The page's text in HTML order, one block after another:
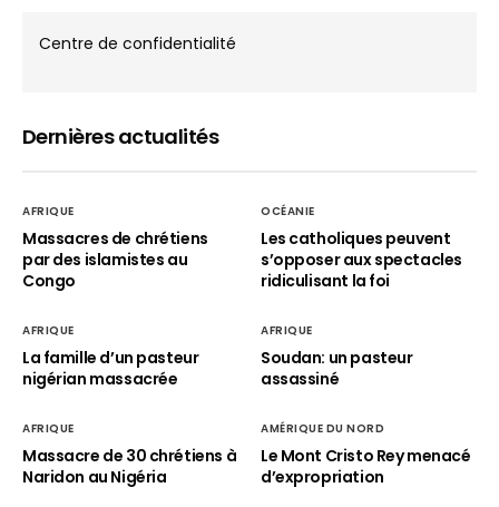
Centre de confidentialité
Dernières actualités
AFRIQUE
Massacres de chrétiens
par des islamistes au
Congo
OCÉANIE
Les catholiques peuvent
s’opposer aux spectacles
ridiculisant la foi
AFRIQUE
La famille d’un pasteur
nigérian massacrée
AFRIQUE
Soudan: un pasteur
assassiné
AFRIQUE
Massacre de 30 chrétiens à
Naridon au Nigéria
AMÉRIQUE DU NORD
Le Mont Cristo Rey menacé
d’expropriation